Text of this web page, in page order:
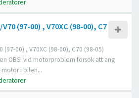
(97-00) , V70XC (98-00), C7
(97-00) , V70XC (98-00), C70 (98-05)
OBS! vid motorproblem försök att ang
i bilen...